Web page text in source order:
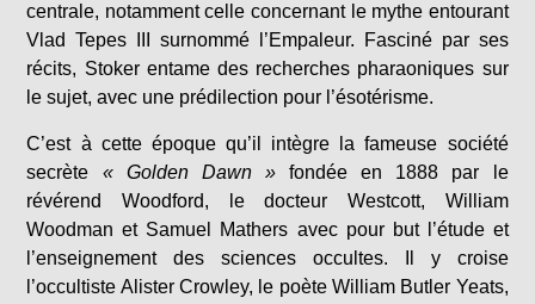
centrale, notamment celle concernant le mythe entourant
Vlad Tepes III surnommé l’Empaleur. Fasciné par ses
récits, Stoker entame des recherches pharaoniques sur
le sujet, avec une prédilection pour l’ésotérisme.
C’est à cette époque qu’il intègre la fameuse société
secrète « Golden Dawn »fondée en 1888 par le
révérend Woodford, le docteur Westcott, William
Woodman et Samuel Mathers avec pour but l’étude et
l’enseignement des sciences occultes. Il y croise
l’occultiste Alister Crowley, le poète William Butler Yeats,